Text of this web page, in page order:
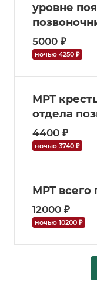
уровне
5000 ₽
ночью 4250 ₽
МРТ
отдела
4400 ₽
ночью 3740 ₽
МРТ всего
12000 ₽
ночью 10200 ₽